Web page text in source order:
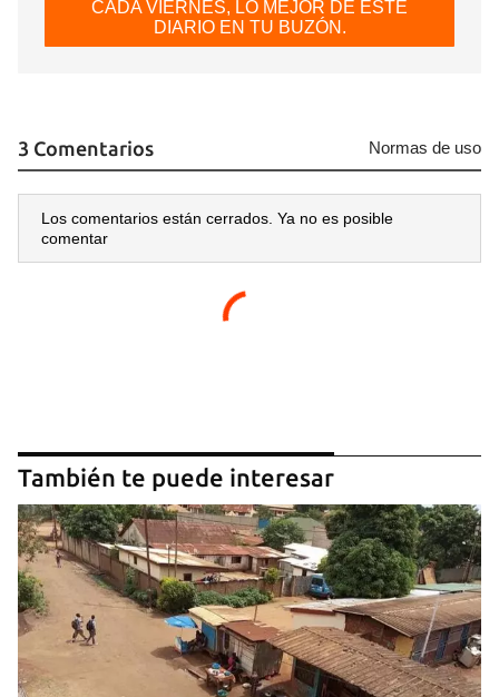
CADA VIERNES, LO MEJOR DE ESTE
DIARIO EN TU BUZÓN.
3 Comentarios Normas de uso
Los comentarios están cerrados. Ya no es posible
comentar
También te puede interesar